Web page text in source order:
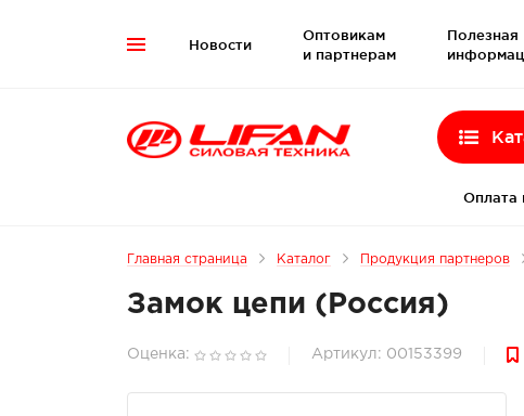
 Новости
Оптовикам
и партнерам
Полезная
Оплата
Главная страница Каталог Продукция партнеров
Замок цепи (Россия)
Оценка: Артикул: 00153399